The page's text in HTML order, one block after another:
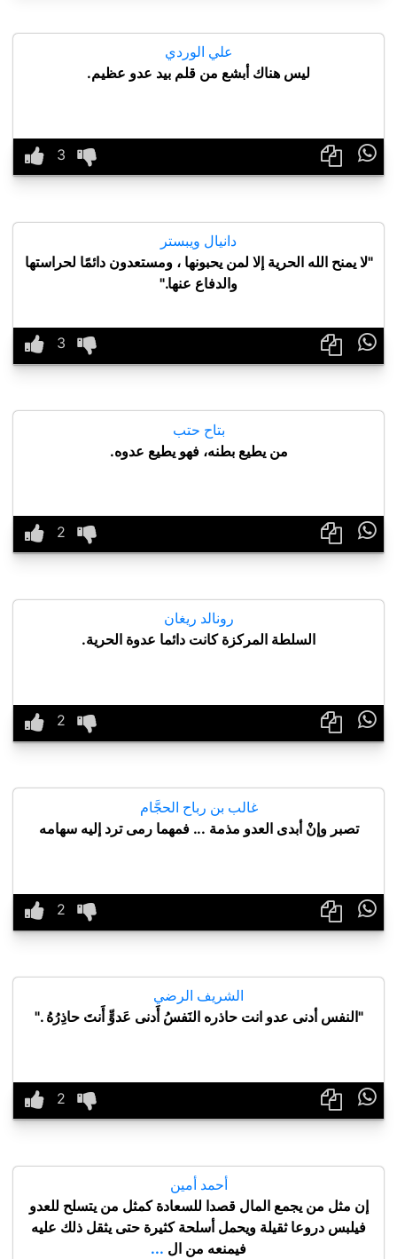
علي الوردي
ليس هناك أبشع من قلم بيد عدو عظيم.

دانيال ويبستر
"لا يمنح الله الحرية إلا لمن يحبونها ، ومستعدون دائمًا لحراستها
والدفاع عنها."

بتاح حتب
من يطيع بطنه، فهو يطيع عدوه.

رونالد ريغان
السلطة المركزة كانت دائما عدوة الحرية.

غالب بن رباح الحجَّام
تصبر وإنْ أبدى العدو مذمة ... فمهما رمى ترد إليه سهامه

الشريف الرضي
"النفس أدنى عدو انت حاذره النَفسُ أَدنى عَدوٍّ أَنتَ حاذِرُهُ ."

أحمد أمين
إن مثل من يجمع المال قصدا للسعادة كمثل من يتسلح للعدو
فيلبس دروعا ثقيلة ويحمل أسلحة كثيرة حتى يثقل ذلك عليه
فيمنعه من ال ...